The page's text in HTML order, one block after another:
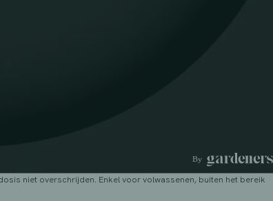
niet overschrijden. Enkel voor volwassenen, buiten het bereik